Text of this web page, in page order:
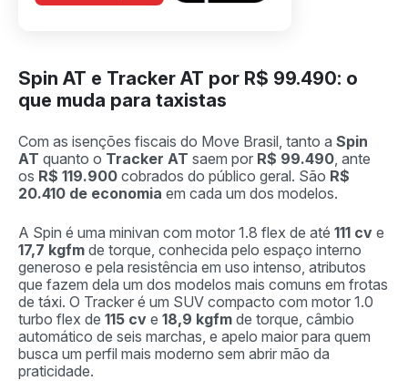
Spin AT e Tracker AT por R$ 99.490: o
que muda para taxistas
Com as isenções fiscais do Move Brasil, tanto a Spin
AT quanto o Tracker AT saem por R$ 99.490, ante
os R$ 119.900 cobrados do público geral. São R$
20.410 de economia em cada um dos modelos.
A Spin é uma minivan com motor 1.8 flex de até 111 cv e
17,7 kgfm de torque, conhecida pelo espaço interno
generoso e pela resistência em uso intenso, atributos
que fazem dela um dos modelos mais comuns em frotas
de táxi. O Tracker é um SUV compacto com motor 1.0
turbo flex de 115 cv e 18,9 kgfm de torque, câmbio
automático de seis marchas, e apelo maior para quem
busca um perfil mais moderno sem abrir mão da
praticidade.